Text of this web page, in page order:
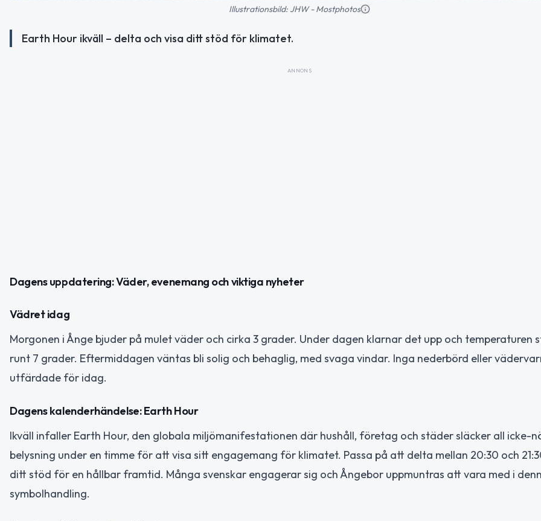
Illustrationsbild: JHW - Mostphotos
Earth Hour ikväll – delta och visa ditt stöd för klimatet.
ANNONS
Dagens uppdatering: Väder, evenemang och viktiga nyheter
Vädret idag
Morgonen i Ånge bjuder på mulet väder och cirka 3 grader. Under dagen klarnar det upp och temperaturen
runt 7 grader. Eftermiddagen väntas bli solig och behaglig, med svaga vindar. Inga nederbörd eller
utfärdade för idag.
Dagens kalenderhändelse: Earth Hour
Ikväll infaller Earth Hour, den globala miljömanifestationen där hushåll, företag och städer släcker all icke-
belysning under en timme för att visa sitt engagemang för klimatet. Passa på att delta mellan 20:30 och
ditt stöd för en hållbar framtid. Många svenskar engagerar sig och Ångebor uppmuntras att vara med i
symbolhandling.